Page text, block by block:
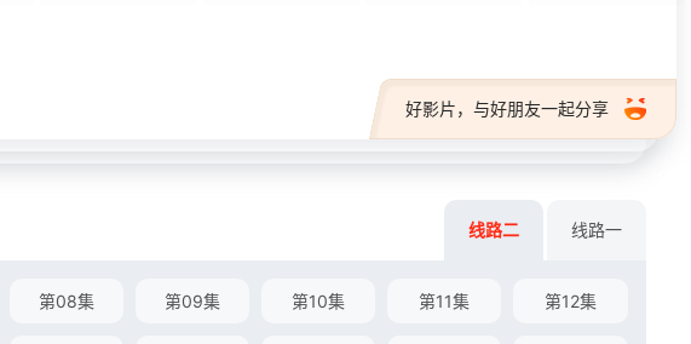
好影片，与好朋友一起分享
线路二 线路一
第08集 第09集 第10集 第11集 第12集